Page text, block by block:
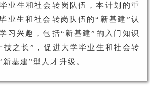
业生和社会转岗队伍，本计划的重
业生和社会转岗队伍的“新基建”认
习兴趣，包括“新基建”的入门知识
技之长”，促进大学毕业生和社会转
新基建”型人才升级。